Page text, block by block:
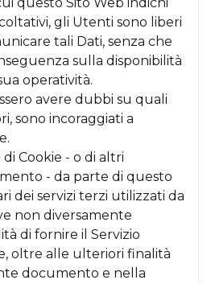
gli Utenti sono liberi
tali Dati, senza che
sulla disponibilità
operatività.
avere dubbi su quali
sono incoraggiati a
Cookie - o di altri
- da parte di questo
dei servizi terzi utilizzati da
non diversamente
di fornire il Servizio
oltre alle ulteriori finalità
documento e nella